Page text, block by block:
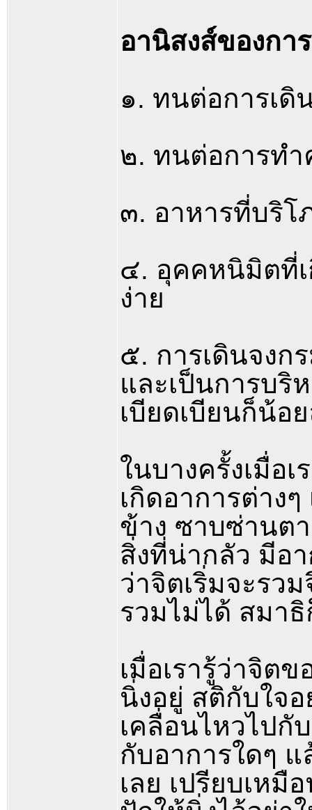
อานิสงส์ของกา
๑. ทนต่อการเดิ
๒. ทนต่อการทำ
๓. อาหารที่บริโ
๔. อุคคหนิมิตที่เ
ง่าย
๕. การเดินจงก
และเป็นการบริ
เบียดเบียนก็น้อ
ในบางครั้งเมื่อ
เกิดอาการต่าง
ข้าง ซาบซ่านต
สิ่งที่น่ากลัว มีอ
ว่าจิตเริ่มจะรว
รวมไม่ได้ สมา
เมื่อเรารู้ว่าจิต
นิ่งอยู่ สติกับใจ
เคลื่อนไหวไปกั
กับอาการใดๆ
เลย เปรียบเหมื